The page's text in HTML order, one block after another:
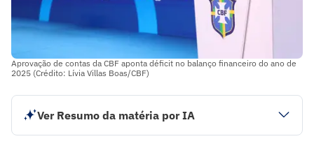
Aprovação de contas da CBF aponta déficit no balanço financeiro do ano de
2025 (Crédito: Lívia Villas Boas/CBF)
Ver Resumo da matéria por IA